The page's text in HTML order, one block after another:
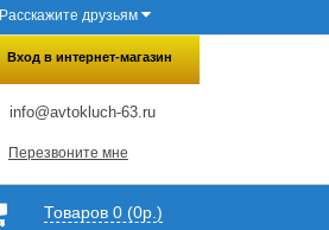
×
Расскажите друзьям
Вход в интернет-магазин
info@avtokluch-63.ru
Перезвоните мне
Товаров 0 (0р.)